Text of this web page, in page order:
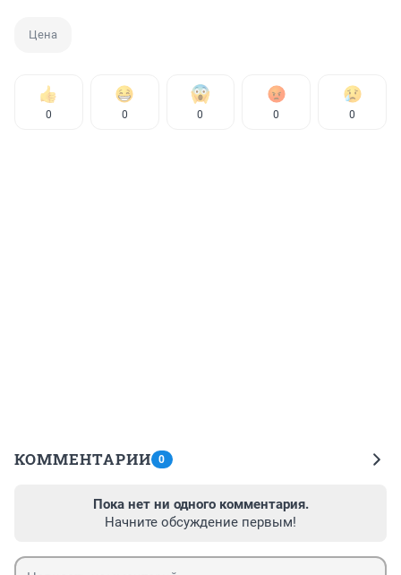
Цена
0 0 0 0 0
КОММЕНТАРИИ 0
Пока нет ни одного комментария.
Начните обсуждение первым!